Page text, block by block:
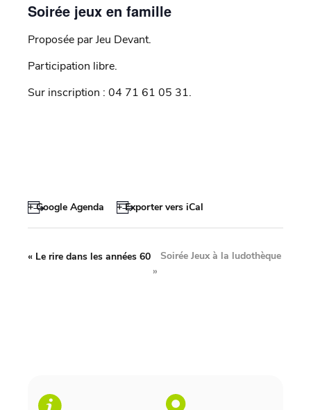
Soirée jeux en famille
Proposée par Jeu Devant.
Participation libre.
Sur inscription : 04 71 61 05 31.
+ Google Agenda + Exporter vers iCal
« Le rire dans les années 60
Soirée Jeux à la ludothèque
»